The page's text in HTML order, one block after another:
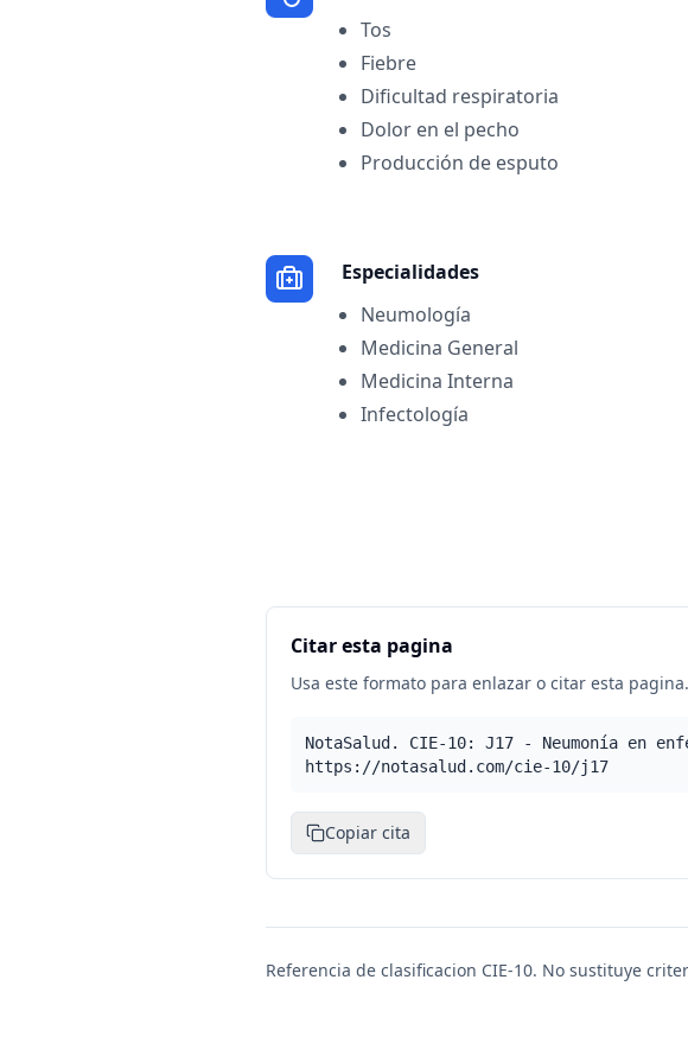
Tos
Fiebre
Dificultad respiratoria
Dolor en el pecho
Producción de esputo
Especialidades
Neumología
Medicina General
Medicina Interna
Infectología
Citar esta pagina
Usa este formato para enlazar o citar esta pagina.
NotaSalud. CIE-10: J17 - Neumonía en
https://notasalud.com/cie-10/j17
Copiar cita
Referencia de clasificacion CIE-10. No sustituye